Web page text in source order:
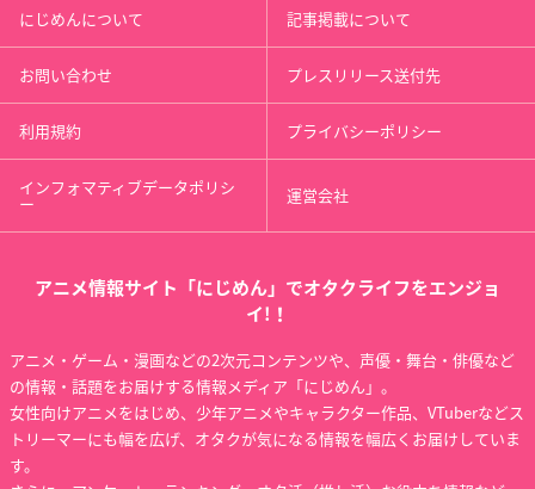
にじめんについて 記事掲載について
お問い合わせ プレスリリース送付先
利用規約 プライバシーポリシー
インフォマティブデータポリシ
ー 運営会社
アニメ情報サイト「にじめん」でオタクライフをエンジョ
イ!！
アニメ・ゲーム・漫画などの2次元コンテンツや、声優・舞台・俳優など
の情報・話題をお届けする情報メディア「にじめん」。
女性向けアニメをはじめ、少年アニメやキャラクター作品、VTuberなどス
トリーマーにも幅を広げ、オタクが気になる情報を幅広くお届けしていま
す。